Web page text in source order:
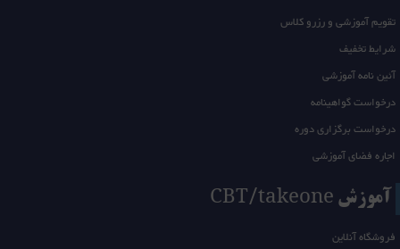
تقویم آموزشی و رزرو کلاس
شرایط تخفیف
آئین نامه آموزشی
درخواست گواهینامه
درخواست برگزاری دوره
اجاره فضای آموزشی
آموزش CBT/takeone
فروشگاه آنلاین